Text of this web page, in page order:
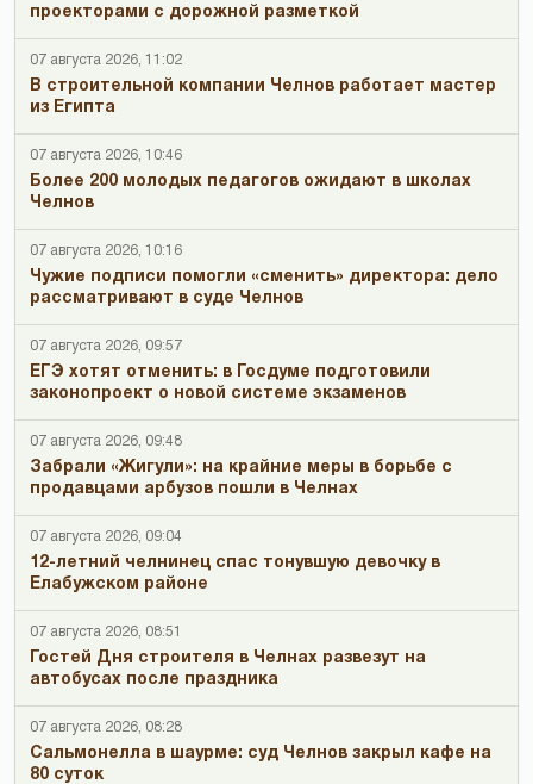
проекторами с дорожной разметкой
07 августа 2026, 11:02
В строительной компании Челнов работает мастер
из Египта
07 августа 2026, 10:46
Более 200 молодых педагогов ожидают в школах
Челнов
07 августа 2026, 10:16
Чужие подписи помогли «сменить» директора: дело
рассматривают в суде Челнов
07 августа 2026, 09:57
ЕГЭ хотят отменить: в Госдуме подготовили
законопроект о новой системе экзаменов
07 августа 2026, 09:48
Забрали «Жигули»: на крайние меры в борьбе с
продавцами арбузов пошли в Челнах
07 августа 2026, 09:04
12-летний челнинец спас тонувшую девочку в
Елабужском районе
07 августа 2026, 08:51
Гостей Дня строителя в Челнах развезут на
автобусах после праздника
07 августа 2026, 08:28
Сальмонелла в шаурме: суд Челнов закрыл кафе на
80 суток